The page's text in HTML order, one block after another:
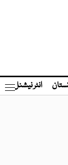
انٹر نیشنل